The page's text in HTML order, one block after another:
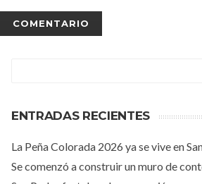
ENTRADAS RECIENTES
La Peña Colorada 2026 ya se vive en
Se comenzó a construir un muro de